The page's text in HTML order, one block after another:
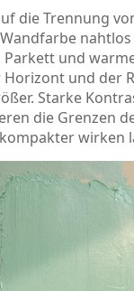
die Trennung
Parkett und
und der
Starke
die Grenzen
wirken